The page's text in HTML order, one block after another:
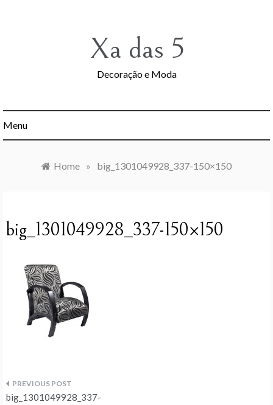
Xa das 5
Decoração e Moda
Menu
Home » big_1301049928_337-150×150
big_1301049928_337-150×150
Navegação
big_1301049928_337-